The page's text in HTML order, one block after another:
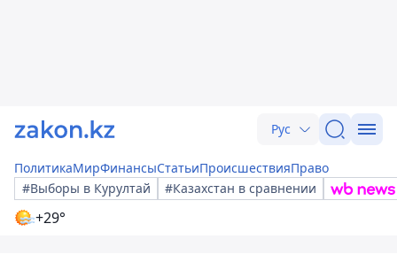
Рус
ПолитикаМирФинансыСтатьиПроисшествияПраво
#Выборы в Курултай
#Казахстан в сравнении
+29°